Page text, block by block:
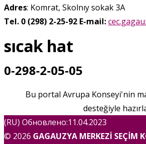
Adres: Komrat, Skolnıy sokak 3A
Tel. 0 (298) 2-25-92 E-mail:
sıcak hat
0-298-2-05-05
Bu portal Avrupa Konseyi'nin
desteğiyle
(RU) Обновлено:11.04.2023
© 2026 GAGAUZYA MERKEZİ SEÇİM